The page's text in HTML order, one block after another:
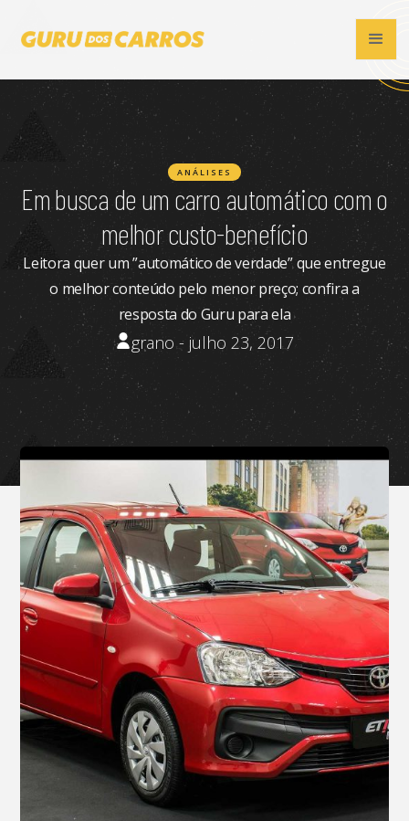
ANÁLISES
Em busca de um carro automático com o
melhor custo-benefício
Leitora quer um ”automático de verdade” que entregue
o melhor conteúdo pelo menor preço; confira a
resposta do Guru para ela
grano - julho 23, 2017